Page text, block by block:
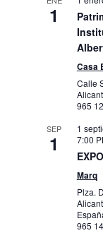
1
Casa
Calle
965
SEP
1
1
7:00
Marq
Plza.
965